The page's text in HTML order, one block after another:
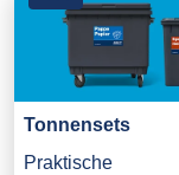
Tonnensets
Praktische